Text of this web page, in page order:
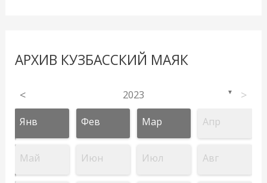
АРХИВ КУЗБАССКИЙ МАЯК
< 2023 ▼ >
Янв Фев Мар Апр
Май Июн Июл Авг